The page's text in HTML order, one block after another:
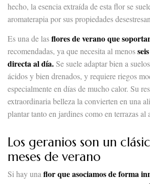
hecho, la esencia extraída de esta flor se
aromaterapia por sus propiedades
Es una de lasflores de verano que
recomendadas, ya que necesita al menos
directa al día.Se suele adaptar bien a
ácidos y bien drenados, y requiere riegos
especialmente en días de mucho calor. Su
extraordinaria belleza la convierten en una
plantar tanto en jardines como en terrazas al
Los geranios son un
meses de verano
Si hay una flor que asociamos de forma